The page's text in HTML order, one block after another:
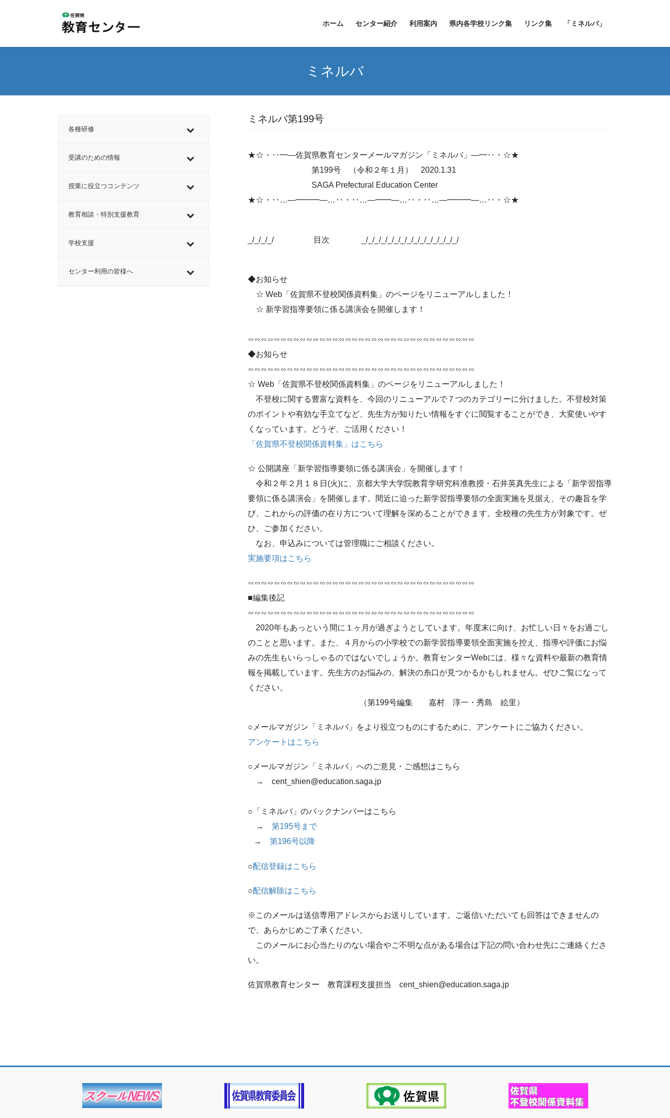
ホーム センター紹介 利用案内 県内各学校リンク集 リンク集 「ミネルバ」
ミネルバ
ミネルバ第199号
★☆・‥━―佐賀県教育センターメールマガジン「ミネルバ」―━‥・☆★
第199号 （令和２年１月） 2020.1.31
SAGA Prefectural Education Center
★☆・‥…―━━━―…‥・‥…―━━―…‥・‥…―━━━―…‥・☆★
_/_/_/_/ 目次 _/_/_/_/_/_/_/_/_/_/_/_/_/_/_/
◆お知らせ
☆ Web「佐賀県不登校関係資料集」のページをリニューアルしました！
☆ 新学習指導要領に係る講演会を開催します！
∽∽∽∽∽∽∽∽∽∽∽∽∽∽∽∽∽∽∽∽∽∽∽∽∽∽∽∽∽∽∽∽∽∽∽
◆お知らせ
∽∽∽∽∽∽∽∽∽∽∽∽∽∽∽∽∽∽∽∽∽∽∽∽∽∽∽∽∽∽∽∽∽∽∽
☆ Web「佐賀県不登校関係資料集」のページをリニューアルしました！
不登校に関する豊富な資料を、今回のリニューアルで７つのカテゴリーに分けました。不登校対策
のポイントや有効な手立てなど、先生方が知りたい情報をすぐに閲覧することができ、大変使いやす
くなっています。どうぞ、ご活用ください！
「佐賀県不登校関係資料集」はこちら
☆ 公開講座「新学習指導要領に係る講演会」を開催します！
令和２年２月１８日(火)に、京都大学大学院教育学研究科准教授・石井英真先生による「新学習指導
要領に係る講演会」を開催します。間近に迫った新学習指導要領の全面実施を見据え、その趣旨を学
び、これからの評価の在り方について理解を深めることができます。全校種の先生方が対象です。ぜ
ひ、ご参加ください。
なお、申込みについては管理職にご相談ください。
実施要項はこちら
∽∽∽∽∽∽∽∽∽∽∽∽∽∽∽∽∽∽∽∽∽∽∽∽∽∽∽∽∽∽∽∽∽∽∽
■編集後記
∽∽∽∽∽∽∽∽∽∽∽∽∽∽∽∽∽∽∽∽∽∽∽∽∽∽∽∽∽∽∽∽∽∽∽
2020年もあっという間に１ヶ月が過ぎようとしています。年度末に向け、お忙しい日々をお過ごし
のことと思います。また、４月からの小学校での新学習指導要領全面実施を控え、指導や評価にお悩
みの先生もいらっしゃるのではないでしょうか。教育センターWebには、様々な資料や最新の教育情
報を掲載しています。先生方のお悩みの、解決の糸口が見つかるかもしれません。ぜひご覧になって
ください。
（第199号編集 嘉村 淳一・秀島 絵里）
○メールマガジン「ミネルバ」をより役立つものにするために、アンケートにご協力ください。
アンケートはこちら
○メールマガジン「ミネルバ」へのご意見・ご感想はこちら
→ cent_shien@education.saga.jp
○「ミネルバ」のバックナンバーはこちら
→ 第195号まで
→ 第196号以降
○配信登録はこちら
○配信解除はこちら
※このメールは送信専用アドレスからお送りしています。ご返信いただいても回答はできませんの
で、あらかじめご了承ください。
このメールにお心当たりのない場合やご不明な点がある場合は下記の問い合わせ先にご連絡くださ
い。
佐賀県教育センター 教育課程支援担当 cent_shien@education.saga.jp
各種研修
受講のための情報
授業に役立つコンテンツ
教育相談・特別支援教育
学校支援
センター利用の皆様へ